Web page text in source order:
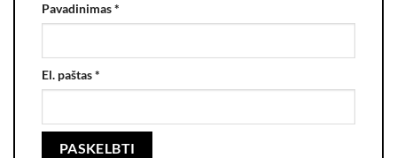
Pavadinimas*
El. paštas*